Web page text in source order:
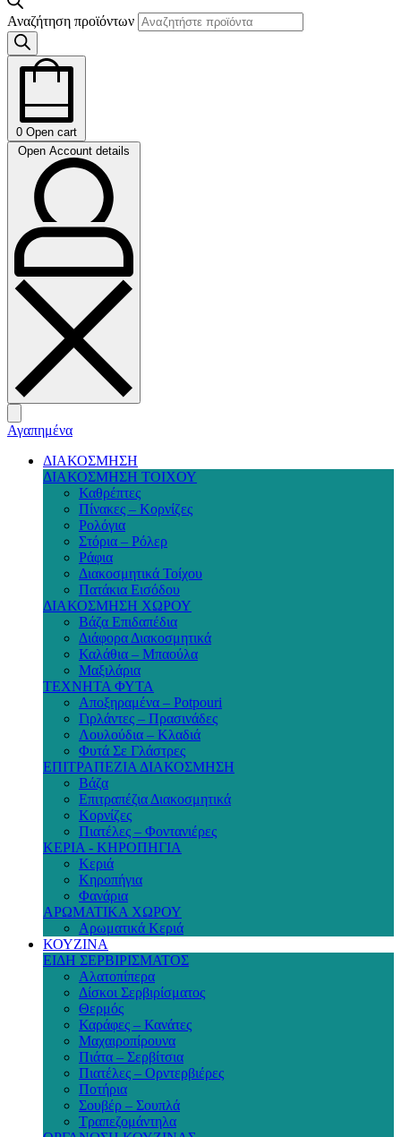
Αναζήτηση προϊόντων
0 Open cart
Open Account details
Αγαπημένα
ΔΙΑΚΟΣΜΗΣΗ
ΔΙΑΚΟΣΜΗΣΗ ΤΟΙΧΟΥ
Καθρέπτες
Πίνακες – Κορνίζες
Ρολόγια
Στόρια – Ρόλερ
Ράφια
Διακοσμητικά Τοίχου
Πατάκια Εισόδου
ΔΙΑΚΟΣΜΗΣΗ ΧΩΡΟΥ
Βάζα Επιδαπέδια
Διάφορα Διακοσμητικά
Καλάθια – Μπαούλα
Μαξιλάρια
ΤΕΧΝΗΤΑ ΦΥΤΑ
Αποξηραμένα – Potpouri
Γιρλάντες – Πρασινάδες
Λουλούδια – Κλαδιά
Φυτά Σε Γλάστρες
ΕΠΙΤΡΑΠΕΖΙΑ ΔΙΑΚΟΣΜΗΣΗ
Βάζα
Επιτραπέζια Διακοσμητικά
Κορνίζες
Πιατέλες – Φοντανιέρες
ΚΕΡΙΑ - ΚΗΡΟΠΗΓΙΑ
Κεριά
Κηροπήγια
Φανάρια
ΑΡΩΜΑΤΙΚΑ ΧΩΡΟΥ
Αρωματικά Κεριά
ΚΟΥΖΙΝΑ
ΕΙΔΗ ΣΕΡΒΙΡΙΣΜΑΤΟΣ
Αλατοπίπερα
Δίσκοι Σερβιρίσματος
Θερμός
Καράφες – Κανάτες
Μαχαιροπίρουνα
Πιάτα – Σερβίτσια
Πιατέλες – Ορντερβιέρες
Ποτήρια
Σουβέρ – Σουπλά
Τραπεζομάντηλα